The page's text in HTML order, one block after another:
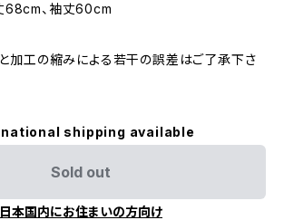
68cm、袖丈60cm
加工の縮みによる若干の誤差はご了承下さ
shipping available
Sold out
日本国内にお住まいの方向け